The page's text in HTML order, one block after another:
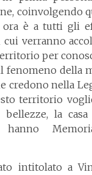
coinvolgendo
ora è a tutti gli
cui verranno
per
fenomeno della
credono nella
territorio
la
intitolato a